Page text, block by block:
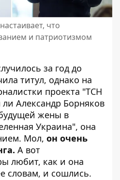
что
и патриотизмом
за год до
титул, однако на
проекта "ТСН
Александр Борняков
жены в
Украина", она
Мол, он очень
А вот
любит, как и она
словам, и сошлись.